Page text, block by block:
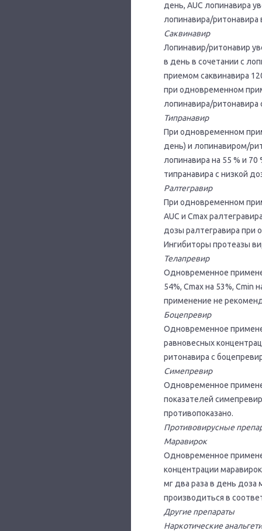
день, AUC лопинавира
лопинавира/ритонавира
Саквинавир
Лопинавир/ритонавир
в день в сочетании с
приемом саквинавира
при одновременном
лопинавира/ритонавира
Типранавир
При одновременном
день) и лопинавиром/
лопинавира на 55 % и
типранавира с низкой
Ралтегравир
При одновременном
AUC и Сmах
дозы ралтегравира при
Ингибиторы протеазы
Телапревир
Одновременное
54%, Сmах на 53%, Сmin
применение не
Боцепревир
Одновременное
равновесных
ритонавира с
Симепревир
Одновременное
показателей
противопоказано.
Противовирусные
Маравирок
Одновременное
концентрации
мг два раза в день
производиться в
Другие препараты
Наркотические